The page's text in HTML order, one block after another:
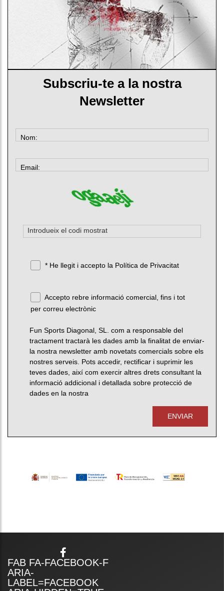
Subscriu-te a la nostra
Newsletter
Nom:
Email:
* He llegit i accepto la Política de Privacitat
Accepto rebre informació comercial, fins i tot
per correu electrònic
Fun Sports Diagonal, SL. com a responsable del
tractament tractarà les dades amb la finalitat de enviar-
la nostra newsletter amb novetats comercials sobre els
nostres serveis. Pots accedir, rectificar i suprimir les
teves dades, així com exercir altres drets consultant la
informació addicional i detallada sobre protecció de
dades en la nostra
ENVIAR
FAB FA-FACEBOOK-F
ARIA-
LABEL=FACEBOOK